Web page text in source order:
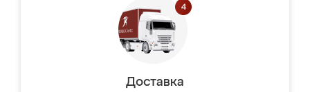
Доставка